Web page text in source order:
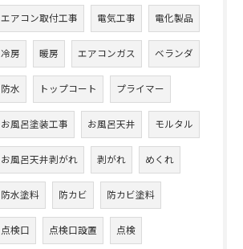
エアコン取付工事 電気工事 電化製品
冷房 暖房 エアコンガス ベランダ
防水 トップコート プライマー
お風呂塗装工事 お風呂天井 モルタル
お風呂天井剥がれ 剥がれ めくれ
防水塗料 防カビ 防カビ塗料
点検口 点検口設置 点検